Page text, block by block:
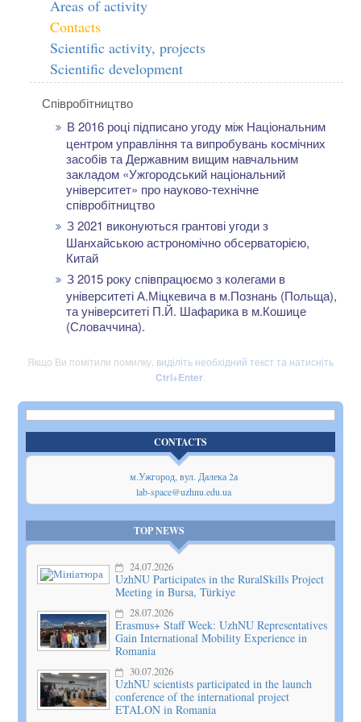
Areas of activity
Contacts
Scientific activity, projects
Scientific development
Співробітництво
В 2016 році підписано угоду між Національним
центром управління та випробувань космічних
засобів та Державним вищим навчальним
закладом «Ужгородський національний
університет» про науково-технічне
співробітництво
З 2021 виконуються грантові угоди з
Шанхайською астрономічно обсерваторією,
Китай
З 2015 року співпрацюємо з колегами в
університеті А.Міцкевича в м.Познань (Польща),
та університеті П.Й. Шафарика в м.Кошице
(Словаччина).
Якщо Ви помітили помилку, виділіть необхідний текст та натисніть
Ctrl+Enter
CONTACTS
м.Ужгород, вул. Далека 2а
lab-space@uzhnu.edu.ua
TOP NEWS
24.07.2026
UzhNU Participates in the RuralSkills Project
Meeting in Bursa, Türkiye
28.07.2026
Erasmus+ Staff Week: UzhNU Representatives
Gain International Mobility Experience in
Romania
30.07.2026
UzhNU scientists participated in the launch
conference of the international project
ETALON in Romania